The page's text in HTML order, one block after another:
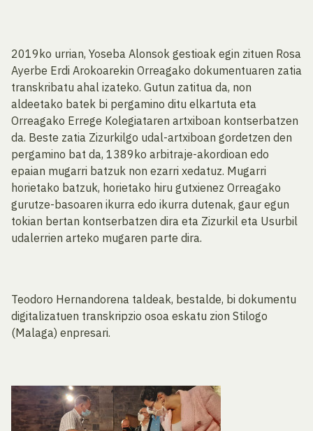
2019ko urrian, Yoseba Alonsok gestioak egin zituen Rosa
Ayerbe Erdi Arokoarekin Orreagako dokumentuaren zatia
transkribatu ahal izateko. Gutun zatitua da, non
aldeetako batek bi pergamino ditu elkartuta eta
Orreagako Errege Kolegiataren artxiboan kontserbatzen
da. Beste zatia Zizurkilgo udal-artxiboan gordetzen den
pergamino bat da, 1389ko arbitraje-akordioan edo
epaian mugarri batzuk non ezarri xedatuz. Mugarri
horietako batzuk, horietako hiru gutxienez Orreagako
gurutze-basoaren ikurra edo ikurra dutenak, gaur egun
tokian bertan kontserbatzen dira eta Zizurkil eta Usurbil
udalerrien arteko mugaren parte dira.
Teodoro Hernandorena taldeak, bestalde, bi dokumentu
digitalizatuen transkripzio osoa eskatu zion Stilogo
(Malaga) enpresari.